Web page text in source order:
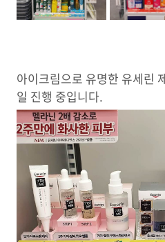
아이크림으로 유명한 유세린
일 진행 중입니다.